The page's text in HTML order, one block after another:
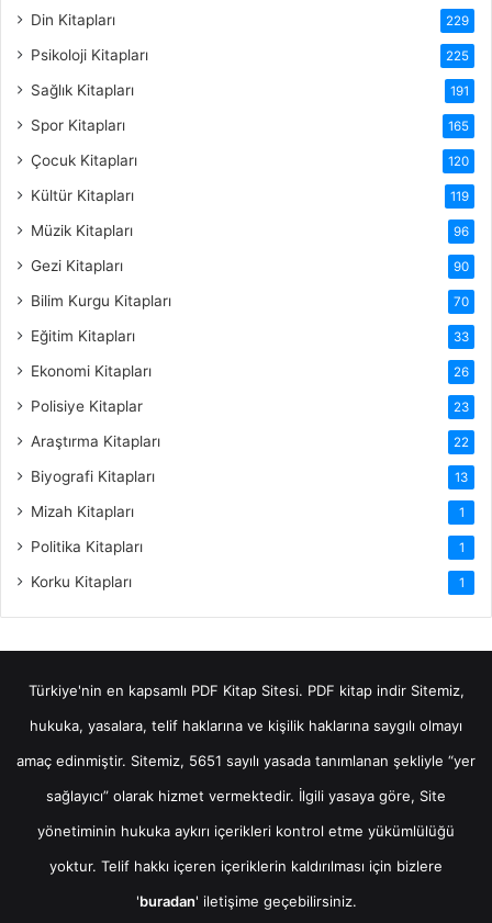
Din Kitapları 229
Psikoloji Kitapları 225
Sağlık Kitapları 191
Spor Kitapları 165
Çocuk Kitapları 120
Kültür Kitapları 119
Müzik Kitapları 96
Gezi Kitapları 90
Bilim Kurgu Kitapları 70
Eğitim Kitapları 33
Ekonomi Kitapları 26
Polisiye Kitaplar 23
Araştırma Kitapları 22
Biyografi Kitapları 13
Mizah Kitapları 1
Politika Kitapları 1
Korku Kitapları 1
Türkiye'nin en kapsamlı PDF Kitap Sitesi. PDF kitap indirSitemiz,
hukuka, yasalara, telif haklarına ve kişilik haklarına saygılı olmayı
amaç edinmiştir. Sitemiz, 5651 sayılı yasada tanımlanan şekliyle “yer
sağlayıcı” olarak hizmet vermektedir. İlgili yasaya göre, Site
yönetiminin hukuka aykırı içerikleri kontrol etme yükümlülüğü
yoktur. Telif hakkı içeren içeriklerin kaldırılması için bizlere
'buradan' iletişime geçebilirsiniz.